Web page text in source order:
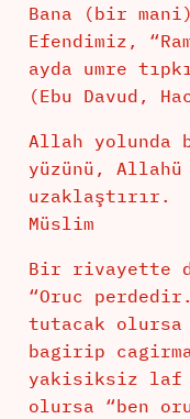
Bana (bir
Efendimiz,
ayda umre
(Ebu Davud,
Allah yolunda
yüzünü,
uzaklaştırır.
Müslim
Bir rivayette
“Oruc
tutacak olursa
bagirip
yakisiksiz laf
olursa “ben